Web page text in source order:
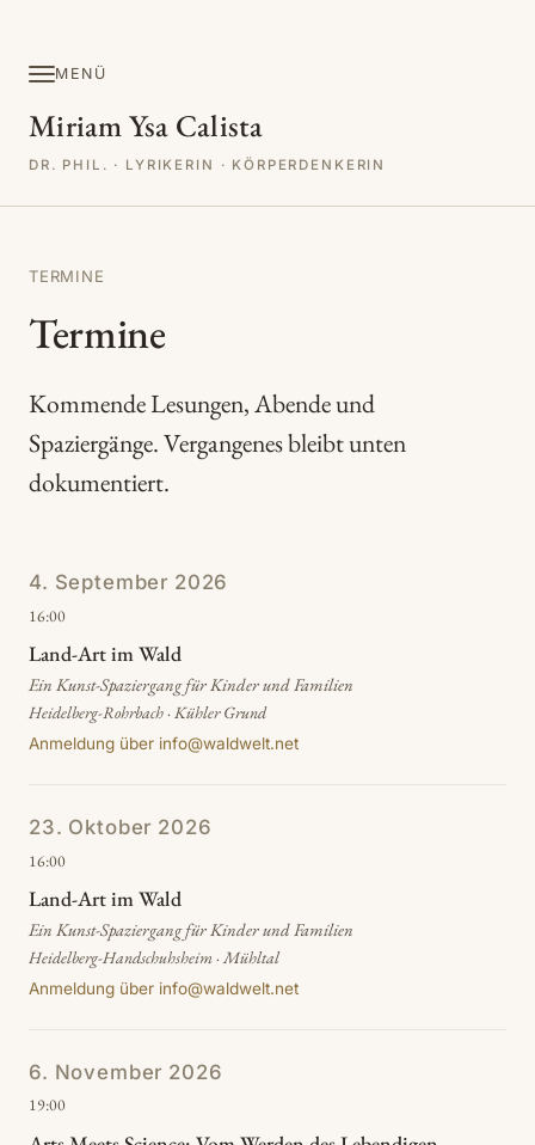
MENÜ
Miriam Ysa Calista
DR. PHIL. · LYRIKERIN · KÖRPERDENKERIN
TERMINE
Termine
Kommende Lesungen, Abende und
Spaziergänge. Vergangenes bleibt unten
dokumentiert.
4. September 2026
16:00
Land-Art im Wald
Ein Kunst-Spaziergang für Kinder und Familien
Heidelberg-Rohrbach · Kühler Grund
Anmeldung über info@waldwelt.net
23. Oktober 2026
16:00
Land-Art im Wald
Ein Kunst-Spaziergang für Kinder und Familien
Heidelberg-Handschuhsheim · Mühltal
Anmeldung über info@waldwelt.net
6. November 2026
19:00